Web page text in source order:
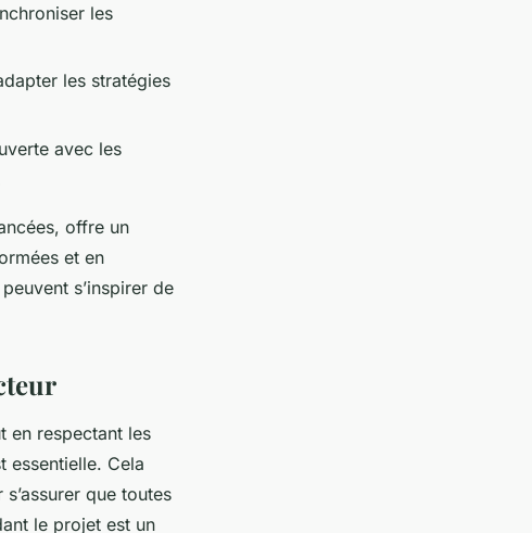
les
les stratégies
avec les
offre un
et en
s’inspirer de
en respectant les
essentielle. Cela
que toutes
le projet est un